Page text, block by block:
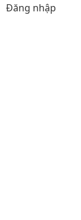
Đăng nhập